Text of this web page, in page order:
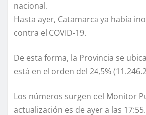
nacional.
Hasta ayer, Catamarca ya había
contra el COVID-19.
De esta forma, la Provincia se
está en el orden del 24,5%
Los números surgen del Monitor
actualización es de ayer a las